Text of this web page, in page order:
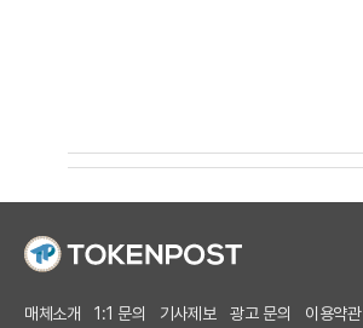
매체소개 1:1 문의 기사제보 광고 문의 이용약관